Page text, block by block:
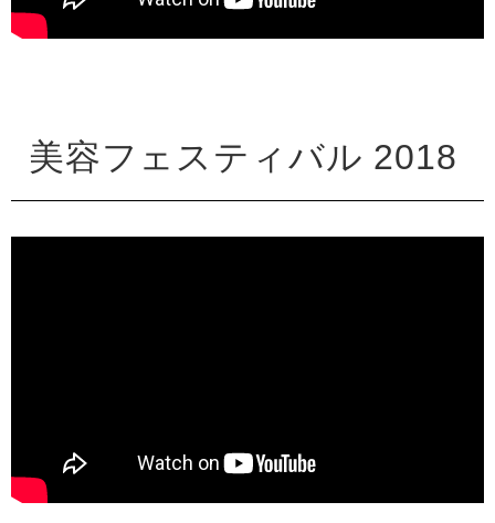
美容フェスティバル 2018